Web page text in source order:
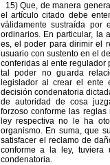
15) Que, de manera
el artículo citado debe
válidamente sustraída
ordinarios. En particular, la
es, el poder para dirimir el
usuario con sustento en el
conferidas al ente regulador
tal poder no guarda
legislador al crear el ente
decisión condenatoria
de autoridad de cosa
forzoso conforme las
ley respectiva no le ha
organismo. En suma, que
satisfacer el reclamo de
conforme a la ley, tuviera
condenatoria.